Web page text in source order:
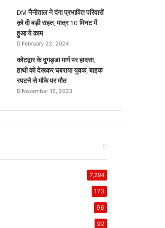
DM नैनीताल ने दंगा प्रभावित परिवारों
क़ो दी बड़ी राहत, मात्र 10 मिनट में
हुआ ये काम
February 22, 2024
कोटद्वार के दुगड्डा मार्ग पर हादसा,
हाथी को देखकर घबराया युवक, बाइक
रपटने से मौके पर मौत
November 16, 2023
7,294
173
96
92